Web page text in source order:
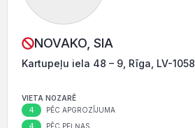
NOVAKO, SIA
Kartupeļu iela 48 – 9, Rīga, LV-1058
VIETA NOZARĒ
4 PĒC APGROZĪJUMA
4 PĒC PEĻŅAS